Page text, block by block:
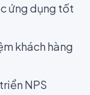
ứng dụng tốt
khách hàng
NPS